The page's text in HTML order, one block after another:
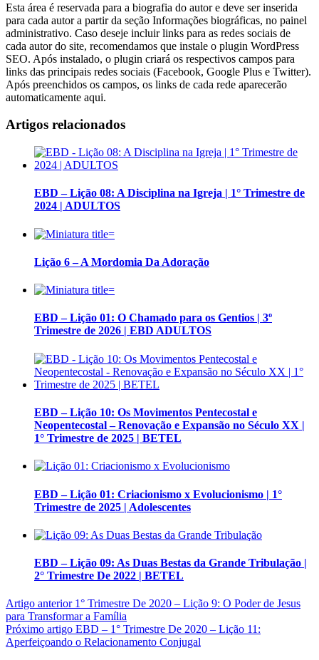
Esta área é reservada para a biografia do autor e deve ser inserida
para cada autor a partir da seção Informações biográficas, no painel
administrativo. Caso deseje incluir links para as redes sociais de
cada autor do site, recomendamos que instale o plugin WordPress
SEO. Após instalado, o plugin criará os respectivos campos para
links das principais redes sociais (Facebook, Google Plus e Twitter).
Após preenchidos os campos, os links de cada rede aparecerão
automaticamente aqui.
Artigos relacionados
EBD – Lição 08: A Disciplina na Igreja | 1° Trimestre de
2024 | ADULTOS
Lição 6 – A Mordomia Da Adoração
EBD – Lição 01: O Chamado para os Gentios | 3º
Trimestre de 2026 | EBD ADULTOS
EBD – Lição 10: Os Movimentos Pentecostal e
Neopentecostal – Renovação e Expansão no Século XX |
1° Trimestre de 2025 | BETEL
EBD – Lição 01: Criacionismo x Evolucionismo | 1°
Trimestre de 2025 | Adolescentes
EBD – Lição 09: As Duas Bestas da Grande Tribulação |
2° Trimestre De 2022 | BETEL
Artigo anterior1° Trimestre De 2020 – Lição 9: O Poder de Jesus
para Transformar a Família
Próximo artigo EBD – 1° Trimestre De 2020 – Lição 11:
Aperfeiçoando o Relacionamento Conjugal